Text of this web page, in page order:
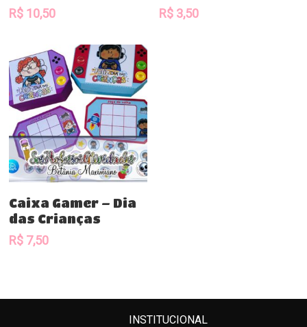
R$ 10,50 R$3,50
Caixa Gamer – Dia
das Crianças
R$ 7,50
INSTITUCIONAL